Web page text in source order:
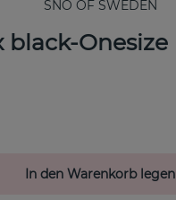
SNÖ OF SWEDEN
black-Onesize
In den Warenkorb legen